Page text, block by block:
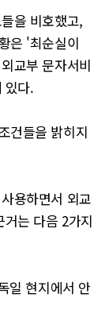
을 비호했고,
은 '최순실이
교부 문자서비
있다.
건들을 밝히지
용하면서 외교
는 다음 2가지
일 현지에서 안